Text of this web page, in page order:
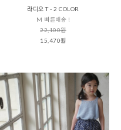
라디오 T - 2 COLOR
M 빠른배송 !
22,100원
15,470원